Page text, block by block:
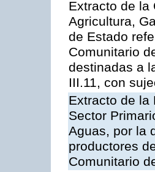
Extracto de la
Agricultura,
de Estado
Comunitario
destinadas a
III.11, con
Extracto de la
Sector
Aguas, por la
productores
Comunitario